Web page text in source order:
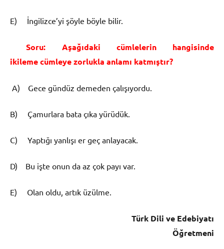
E) İngilizce’yi şöyle böyle bilir.
Soru: Aşağıdaki cümlelerin hangisinde
ikileme cümleye zorlukla anlamı katmıştır?
A) Gece gündüz demeden çalışıyordu.
B) Çamurlara bata çıka yürüdük.
C) Yaptığı yanlışı er geç anlayacak.
D) Bu işte onun da az çok payı var.
E) Olan oldu, artık üzülme.
Türk Dili ve Edebiyatı
Öğretmeni